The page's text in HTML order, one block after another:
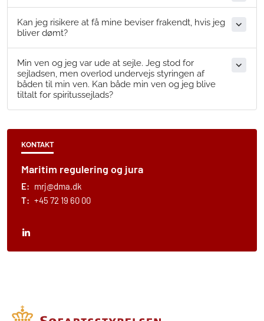
Kan jeg risikere at få mine beviser frakendt, hvis jeg
bliver dømt?
Min ven og jeg var ude at sejle. Jeg stod for
sejladsen, men overlod undervejs styringen af
båden til min ven. Kan både min ven og jeg blive
tiltalt for spiritussejlads?
KONTAKT
Maritim regulering og jura
E: mrj@dma.dk
T: +45 72 19 60 00